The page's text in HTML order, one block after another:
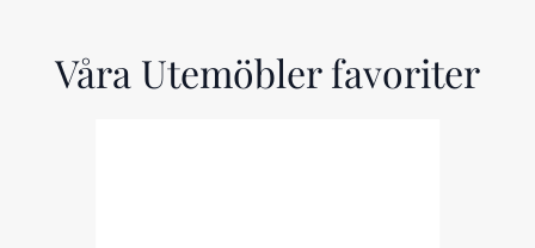
Våra Utemöbler favoriter